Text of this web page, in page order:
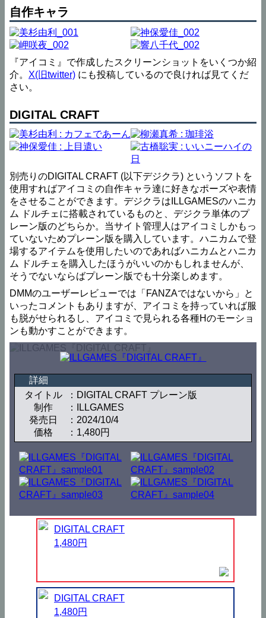
自作キャラ
『アイコミ』で作成したスクリーンショットをいくつか紹
介。 X(旧twitter) にも投稿しているので良ければ見てくだ
さい。
DIGITAL CRAFT
別売りのDIGITAL CRAFT (以下デジクラ) というソフトを
使用すればアイコミの自作キャラ達に好きなポーズや表情
をさせることができます。デジクラはILLGAMESのハニカ
ム ドルチェに搭載されているものと、デジクラ単体のプ
レーン版のどちらか。当サイト管理人はアイコミしかもっ
ていないためプレーン版を購入しています。ハニカムで登
場するアイテムを使用したいのであればハニカムとハニカ
ム ドルチェを購入したほうがいいのかもしれませんが、
そうでないならばプレーン版でも十分楽しめます。
DMMのユーザーレビューでは「FANZAではないから」と
いったコメントもありますが、アイコミを持っていれば服
も脱がせられるし、アイコミで見られる各種Hのモーショ
ンも動かすことができます。
詳細
タイトル
DIGITAL CRAFT プレーン版
制作
ILLGAMES
発売日
2024/10/4
価格
1,480円
DIGITAL CRAFT
1,480円
DIGITAL CRAFT
1,480円